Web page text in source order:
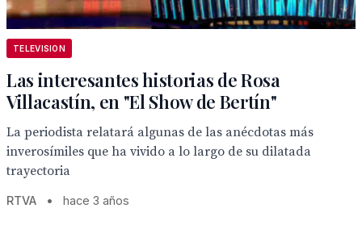
TELEVISION
Las interesantes historias de Rosa
Villacastín, en "El Show de Bertín"
La periodista relatará algunas de las anécdotas más
inverosímiles que ha vivido a lo largo de su dilatada
trayectoria
RTVA • hace 3 años